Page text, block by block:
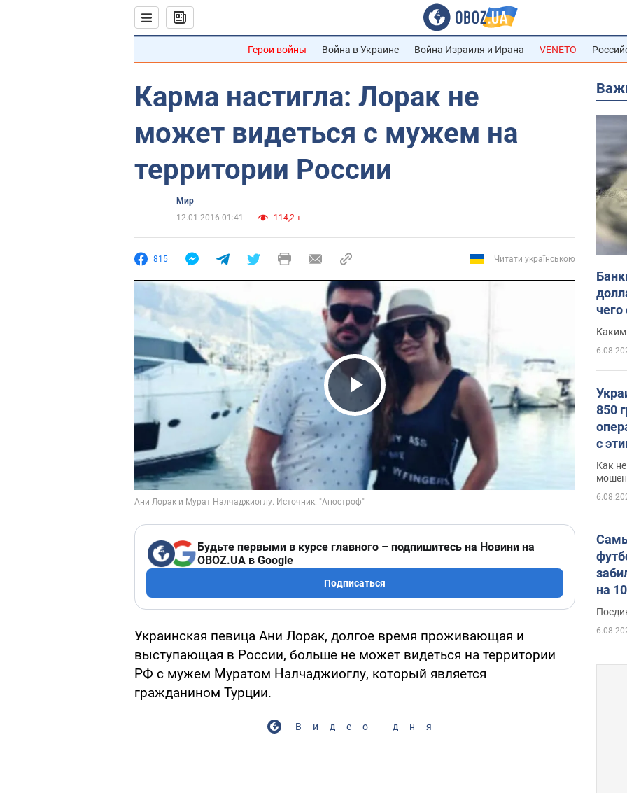
Герои войны Война в Украине Война Израиля и Ирана VENETO
Карма настигла: Лорак не
может видеться с мужем на
территории России
Мир
12.01.2016 01:41
114,2 т.
815 Читати українською
Play Video
Будьте первыми в курсе главного – подпишитесь на Новини на
OBOZ.UA в Google
Подписаться
Украинская певица Ани Лорак, долгое время проживающая и
выступающая в России, больше не может видеться на территории
РФ с мужем Муратом Налчаджиоглу, который является
гражданином Турции.
Видео дня
Каким
850
с
Как
на